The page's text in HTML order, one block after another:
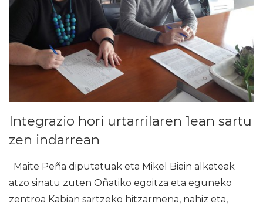
Integrazio hori urtarrilaren 1ean sartu
zen indarrean
Maite Peña diputatuak eta Mikel Biain alkateak
atzo sinatu zuten Oñatiko egoitza eta eguneko
zentroa Kabian sartzeko hitzarmena, nahiz eta,